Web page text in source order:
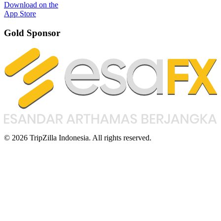
Download on the
App Store
Gold Sponsor
© 2026 TripZilla Indonesia. All rights reserved.